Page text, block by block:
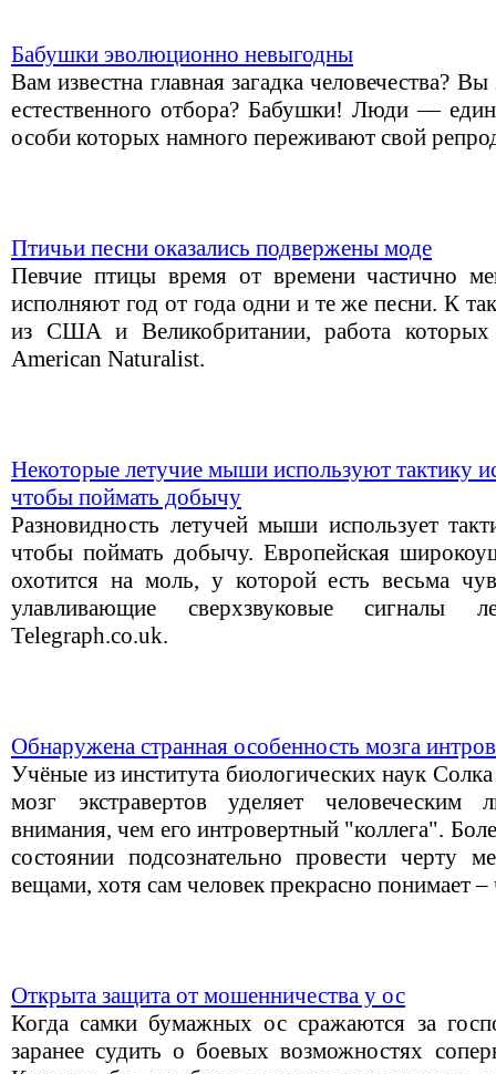
Бабушки эволюционно невыгодны
Вам известна главная загадка человечества?
естественного отбора? Бабушки! Люди —
особи которых намного переживают свой
Птичьи песни оказались подвержены моде
Певчие птицы время от времени частично
исполняют год от года одни и те же песни. К
из США и Великобритании, работа
American Naturalist.
Некоторые летучие мыши используют тактику
чтобы поймать добычу
Разновидность летучей мыши использует
чтобы поймать добычу. Европейская
охотится на моль, у которой есть весьма
улавливающие сверхзвуковые сигналы
Telegraph.co.uk.
Обнаружена странная особенность мозга
Учёные из института биологических наук
мозг экстравертов уделяет
внимания, чем его интровертный "коллега".
состоянии подсознательно провести
вещами, хотя сам человек прекрасно понимает –
Открыта защита от мошенничества у ос
Когда самки бумажных ос сражаются за
заранее судить о боевых возможностях